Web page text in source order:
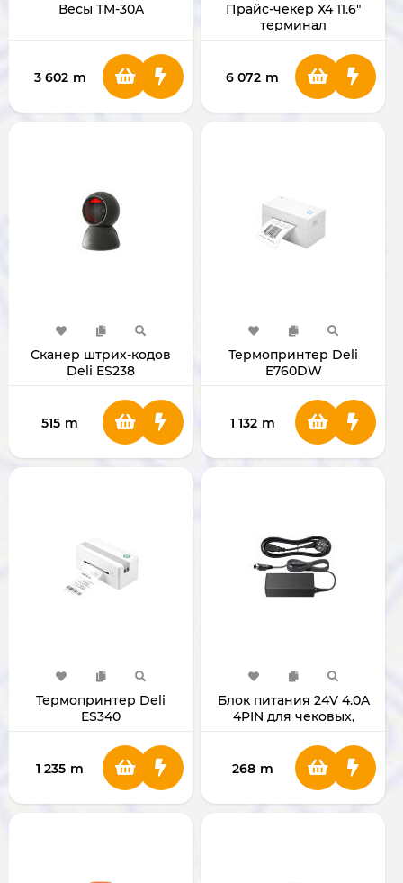
Весы TM-30A
3 602 m
Прайс-чекер X4 11.6"
терминал
Android 11
6 072 m
Сканер штрих-кодов
Deli ES238
515 m
Термопринтер Deli
E760DW
1 132 m
Термопринтер Deli
ES340
1 235 m
Блок питания 24V 4.0A
4PIN для чековых,
принтеров
268 m